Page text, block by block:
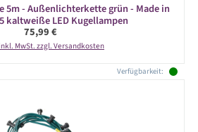
- Außenlichterkette grün - Made in
kaltweiße LED Kugellampen
Regulärer Preis:
75,99 €
MwSt. zzgl. Versandkosten
Verfügbarkeit: